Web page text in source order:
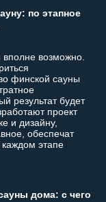
по этапное
возможно.
финской сауны
результат будет
проект
и дизайну,
обеспечат
этапе
дома: с чего